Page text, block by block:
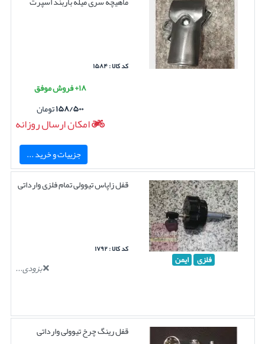
کد کالا : ۱۵۸۴
۱۸+ فروش موفق
۱۵۸/۵۰۰تومان
امکان ارسال روزانه
جزییات و خرید ...
فلزی ایمن
قفل زاپاس تیوولی تمام فلزی وارداتی
کد کالا : ۱۷۹۲
بزودی...
قفل رینگ چرخ تیوولی وارداتی